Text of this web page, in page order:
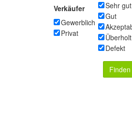
Verkäufer
Gewerblich
Privat
Sehr gut
Gut
Überholt
Defekt
Finden